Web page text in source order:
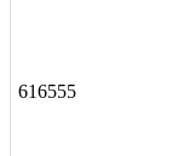
616555